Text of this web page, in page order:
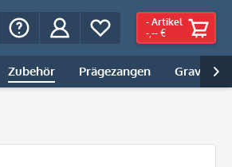
- Artikel
-,-- €
Zubehör Prägezangen Gravur |
